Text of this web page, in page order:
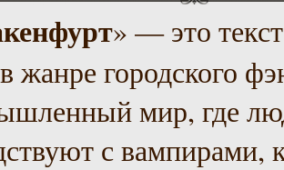
» — это
жанре городского
мир, где
с вампирами,